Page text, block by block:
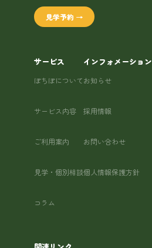
見学予約 →
サービス
ぽちぽについて
サービス内容
ご利用案内
見学・個別相談
コラム
インフォメーション
お知らせ
採用情報
お問い合わせ
個人情報保護方針